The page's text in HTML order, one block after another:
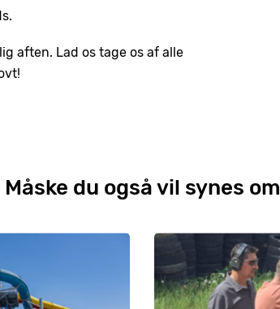
aften. Lad os tage os af alle
Måske du også vil synes om